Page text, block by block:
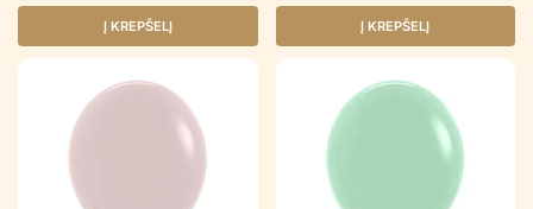
Į KREPŠELĮ Į KREPŠELĮ